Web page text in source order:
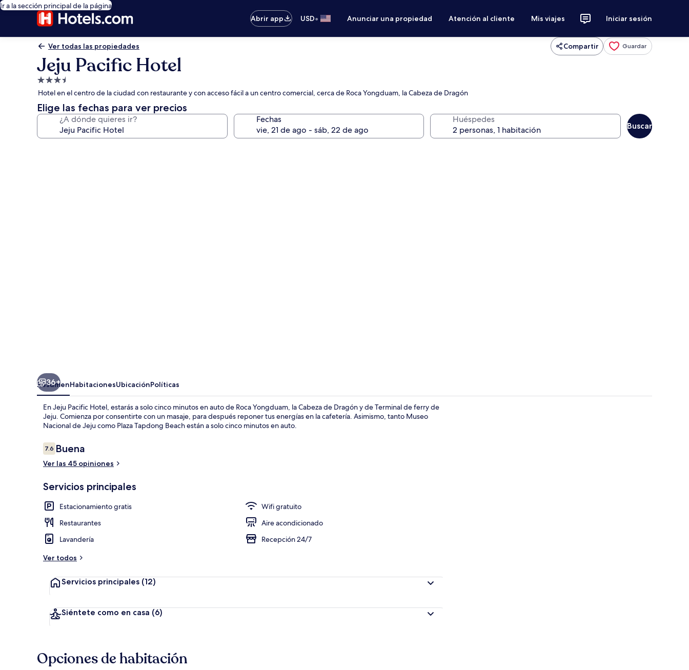
Ir a la sección principal de la página
Abrir app
USD• Anunciar una propiedad Atención al cliente Mis viajes Iniciar sesión
Ver todas las propiedades Compartir Guardar
Jeju Pacific Hotel
Propiedad
de
3.5
estrellas
Hotel en el centro de la ciudad con restaurante y con acceso fácil a un centro comercial, cerca de Roca Yongduam, la Cabeza de Dragón
Elige las fechas para ver precios
¿A dónde quieres ir? Fechas Huéspedes
Buscar
36+
ResumenHabitacionesUbicaciónPolíticas
En Jeju Pacific Hotel, estarás a solo cinco minutos en auto de Roca Yongduam, la Cabeza de Dragón y de Terminal de ferry de
Jeju. Comienza por consentirte con un masaje, para después reponer tus energías en la cafetería. Asimismo, tanto Museo
Nacional de Jeju como Plaza Tapdong Beach están a solo cinco minutos en auto.
Opiniones
7.67.6 de 10,
Buena
Ver las 45 opiniones
Servicios principales
Estacionamiento gratis
Wifi gratuito
Restaurantes
Aire acondicionado
Lavandería
Recepción 24/7
Ver todos
Servicios principales (12)
Siéntete como en casa (6)
Opciones de habitación